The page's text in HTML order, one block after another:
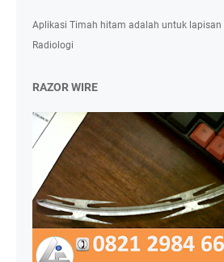
Aplikasi Timah hitam adalah untuk lapisan
Radiologi
RAZOR WIRE